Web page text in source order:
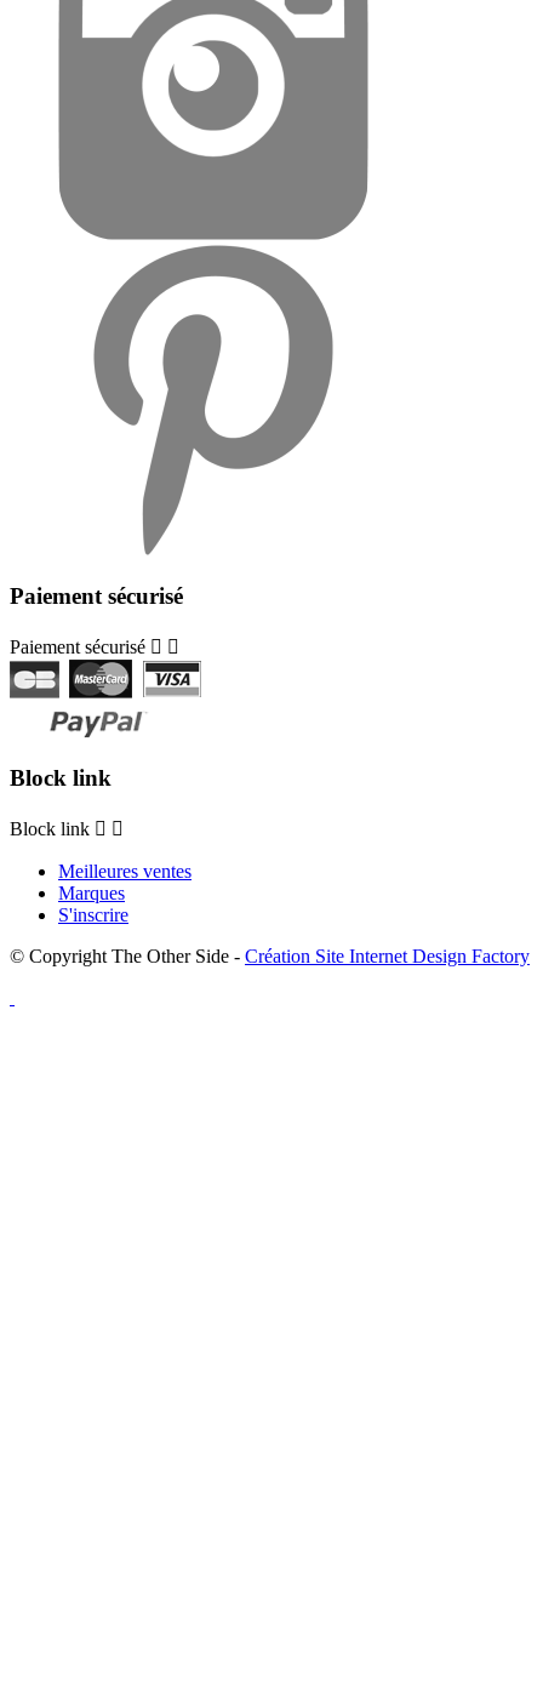
Paiement sécurisé
Paiement sécurisé  
Block link
Block link  
Meilleures ventes
Marques
S'inscrire
© Copyright The Other Side - Création Site Internet Design Factory